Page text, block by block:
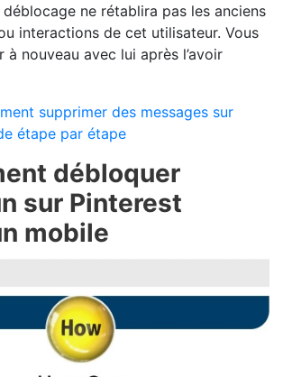
déblocage ne rétablira pas les anciens
interactions de cet utilisateur. Vous
nouveau avec lui après l’avoir
supprimer des messages sur
étape par étape
débloquer
sur Pinterest
mobile